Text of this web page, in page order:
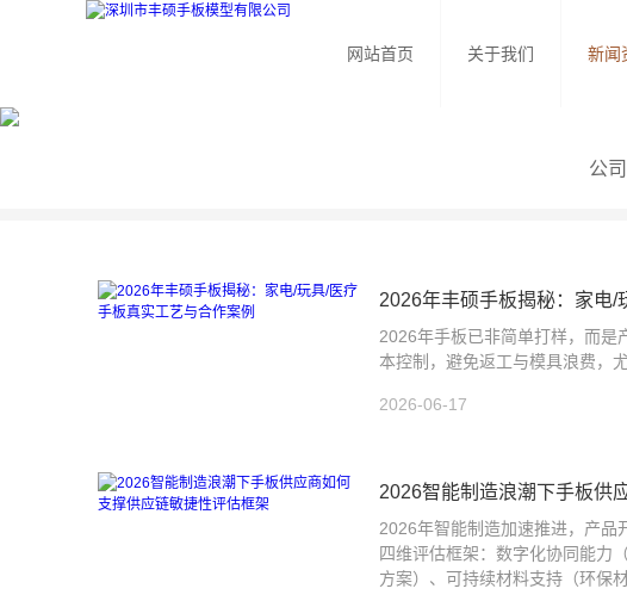
网站首页 关于我们 新闻
公
2026年丰硕手板揭秘：家电/
2026年手板已非简单打样，而是
本控制，避免返工与模具浪费，
2026-06-17
2026智能制造浪潮下手板供
2026年智能制造加速推进，产品
四维评估框架：数字化协同能力
方案）、可持续材料支持（环保